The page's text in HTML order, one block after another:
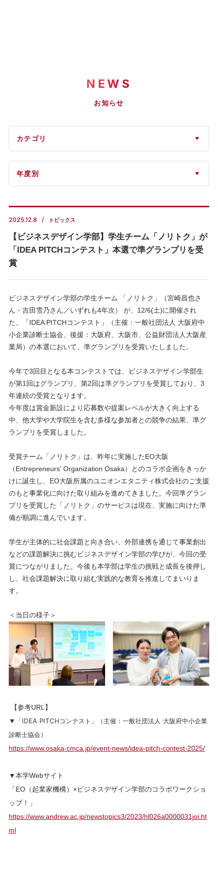
NEWS
お知らせ
2025.12.8 トピックス
【ビジネスデザイン学部】学生チーム「ノリトク」が
「IDEA PITCHコンテスト」本選で準グランプリを受
賞
ビジネスデザイン学部の学生チーム 「ノリトク」（宮崎昌也さ
ん・吉田雪乃さん／いずれも4年次） が、12/6(土)に開催され
た、「IDEA PITCHコンテスト」（主催：一般社団法人 大阪府中
小企業診断士協会、後援：大阪府、大阪市、公益財団法人大阪産
業局）の本選において、準グランプリを受賞いたしました。
今年で3回目となる本コンテストでは、ビジネスデザイン学部生
が第1回はグランプリ、第2回は準グランプリを受賞しており、3
年連続の受賞となります。
今年度は賞金新設により応募数や提案レベルが大きく向上する
中、他大学や大学院生を含む多様な参加者との競争の結果、準グ
ランプリを受賞しました。
受賞チーム「ノリトク」は、昨年に実施したEO大阪
（Entrepreneurs' Organization Osaka）とのコラボ企画をきっか
けに誕生し、EO大阪所属のユニオンエタニティ株式会社のご支援
のもと事業化に向けた取り組みを進めてきました。今回準グラン
プリを受賞した「ノリトク」のサービスは現在、実施に向けた準
備が順調に進んでいます。
学生が主体的に社会課題と向き合い、外部連携を通じて事業創出
などの課題解決に挑むビジネスデザイン学部の学びが、今回の受
賞につながりました。今後も本学部は学生の挑戦と成長を後押し
し、社会課題解決に取り組む実践的な教育を推進してまいりま
す。
＜当日の様子＞
【参考URL】
▼
「IDEA PITCHコンテスト」（主催：一般社団法人 大阪府中小企業
診断士協会）
https://www.osaka-cmca.jp/event-news/idea-pitch-contest-2025/
▼本学Webサイト
「EO（起業家機構）×ビジネスデザイン学部のコラボワークショ
ップ！」
https://www.andrew.ac.jp/newstopics3/2023/hl026a0000031joi.ht
ml
カテゴリ
年度別